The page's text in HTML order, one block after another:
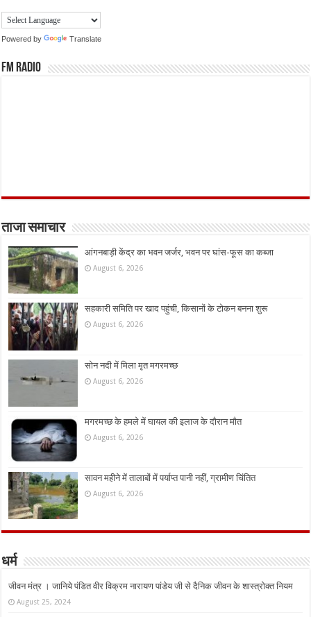
Powered by Translate
FM Radio
ताजा समाचार
आंगनबाड़ी केंद्र का भवन जर्जर, भवन पर घांस-फूस का कब्जा
August 6, 2026
सहकारी समिति पर खाद पहुंची, किसानों के टोकन बनना शुरू
August 6, 2026
सोन नदी में मिला मृत मगरमच्छ
August 6, 2026
मगरमच्छ के हमले में घायल की इलाज के दौरान मौत
August 6, 2026
सावन महीने में तालाबों में पर्याप्त पानी नहीं, ग्रामीण चिंतित
August 6, 2026
धर्म
जीवन मंत्र । जानिये पंडित वीर विक्रम नारायण पांडेय जी से दैनिक जीवन के शास्त्रोक्त नियम
August 25, 2024